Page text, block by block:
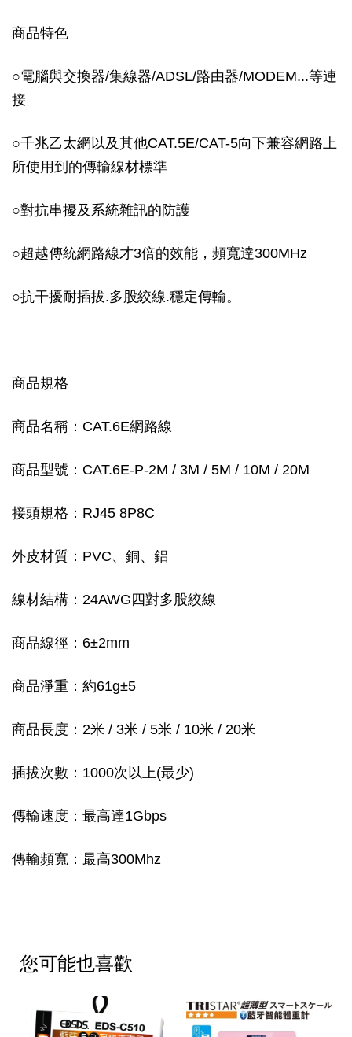
商品特色
○電腦與交換器/集線器/ADSL/路由器/MODEM...等連
接
○千兆乙太網以及其他CAT.5E/CAT-5向下兼容網路上
所使用到的傳輸線材標準
○對抗串擾及系統雜訊的防護
○超越傳統網路線才3倍的效能，頻寬達300MHz
○抗干擾耐插拔.多股絞線.穩定傳輸。
商品規格
商品名稱：CAT.6E網路線
商品型號：CAT.6E-P-2M / 3M / 5M / 10M / 20M
接頭規格：RJ45 8P8C
外皮材質：PVC、銅、鋁
線材結構：24AWG四對多股絞線
商品線徑：6±2mm
商品淨重：約61g±5
商品長度：2米 / 3米 / 5米 / 10米 / 20米
插拔次數：1000次以上(最少)
傳輸速度：最高達1Gbps
傳輸頻寬：最高300Mhz
您可能也喜歡